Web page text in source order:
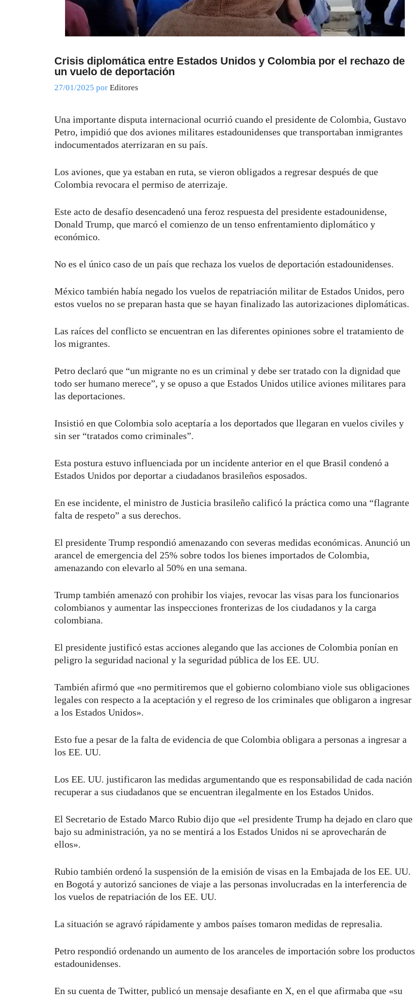
Crisis diplomática entre Estados Unidos y Colombia por el rechazo de
un vuelo de deportación
27/01/2025 por Editores
Una importante disputa internacional ocurrió cuando el presidente de Colombia, Gustavo
Petro, impidió que dos aviones militares estadounidenses que transportaban inmigrantes
indocumentados aterrizaran en su país.
Los aviones, que ya estaban en ruta, se vieron obligados a regresar después de que
Colombia revocara el permiso de aterrizaje.
Este acto de desafío desencadenó una feroz respuesta del presidente estadounidense,
Donald Trump, que marcó el comienzo de un tenso enfrentamiento diplomático y
económico.
No es el único caso de un país que rechaza los vuelos de deportación estadounidenses.
México también había negado los vuelos de repatriación militar de Estados Unidos, pero
estos vuelos no se preparan hasta que se hayan finalizado las autorizaciones diplomáticas.
Las raíces del conflicto se encuentran en las diferentes opiniones sobre el tratamiento de
los migrantes.
Petro declaró que “un migrante no es un criminal y debe ser tratado con la dignidad que
todo ser humano merece”, y se opuso a que Estados Unidos utilice aviones militares para
las deportaciones.
Insistió en que Colombia solo aceptaría a los deportados que llegaran en vuelos civiles y
sin ser “tratados como criminales”.
Esta postura estuvo influenciada por un incidente anterior en el que Brasil condenó a
Estados Unidos por deportar a ciudadanos brasileños esposados.
En ese incidente, el ministro de Justicia brasileño calificó la práctica como una “flagrante
falta de respeto” a sus derechos.
El presidente Trump respondió amenazando con severas medidas económicas. Anunció un
arancel de emergencia del 25% sobre todos los bienes importados de Colombia,
amenazando con elevarlo al 50% en una semana.
Trump también amenazó con prohibir los viajes, revocar las visas para los funcionarios
colombianos y aumentar las inspecciones fronterizas de los ciudadanos y la carga
colombiana.
El presidente justificó estas acciones alegando que las acciones de Colombia ponían en
peligro la seguridad nacional y la seguridad pública de los EE. UU.
También afirmó que «no permitiremos que el gobierno colombiano viole sus obligaciones
legales con respecto a la aceptación y el regreso de los criminales que obligaron a ingresar
a los Estados Unidos».
Esto fue a pesar de la falta de evidencia de que Colombia obligara a personas a ingresar a
los EE. UU.
Los EE. UU. justificaron las medidas argumentando que es responsabilidad de cada nación
recuperar a sus ciudadanos que se encuentran ilegalmente en los Estados Unidos.
El Secretario de Estado Marco Rubio dijo que «el presidente Trump ha dejado en claro que
bajo su administración, ya no se mentirá a los Estados Unidos ni se aprovecharán de
ellos».
Rubio también ordenó la suspensión de la emisión de visas en la Embajada de los EE. UU.
en Bogotá y autorizó sanciones de viaje a las personas involucradas en la interferencia de
los vuelos de repatriación de los EE. UU.
La situación se agravó rápidamente y ambos países tomaron medidas de represalia.
Petro respondió ordenando un aumento de los aranceles de importación sobre los productos
estadounidenses.
En su cuenta de Twitter, publicó un mensaje desafiante en X, en el que afirmaba que «su